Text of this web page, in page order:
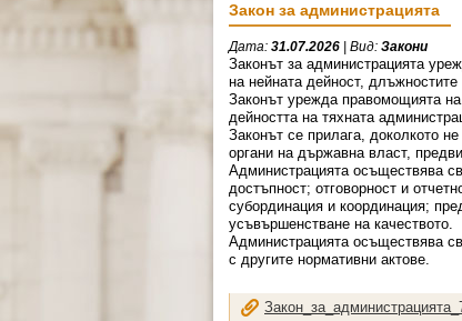
Закон за администрацията
Дата: 31.07.2026 | Вид: Закони
Законът за администрацията
на нейната дейност,
Законът урежда правомощията на
дейността на тяхната
Законът се прилага, доколкото
органи на държавна власт,
Администрацията осъществява
достъпност; отговорност и
субординация и координация;
усъвършенстване на качеството.
Администрацията осъществява
с другите нормативни актове.